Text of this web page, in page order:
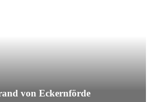
von Eckernförde